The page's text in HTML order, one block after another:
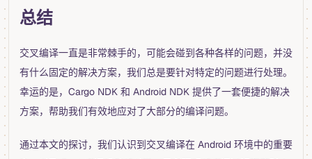
总结
交叉编译一直是非常棘手的，可能会碰到各种各样的问题，并没
有什么固定的解决方案，我们总是要针对特定的问题进行处理。
幸运的是，Cargo NDK 和 Android NDK 提供了一套便捷的解决
方案，帮助我们有效地应对了大部分的编译问题。
通过本文的探讨，我们认识到交叉编译在 Android 环境中的重要